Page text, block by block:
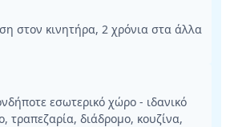
στον κινητήρα, 2 χρόνια στα άλλα
εσωτερικό χώρο - ιδανικό
τραπεζαρία, διάδρομο, κουζίνα,